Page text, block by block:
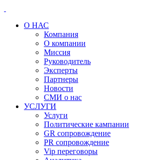
О НАС
Компания
О компании
Миссия
Руководитель
Эксперты
Партнеры
Новости
СМИ о нас
УСЛУГИ
Услуги
Политические кампании
GR сопровождение
PR сопровождение
Vip переговоры